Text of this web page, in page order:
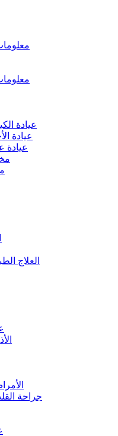
عيادة
عيادة
عيادة
العلاج
جراحة